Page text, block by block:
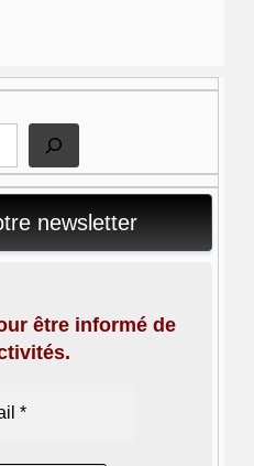
newsletter
être informé de